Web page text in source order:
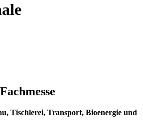
Tischlerei, Transport, Bioenergie und